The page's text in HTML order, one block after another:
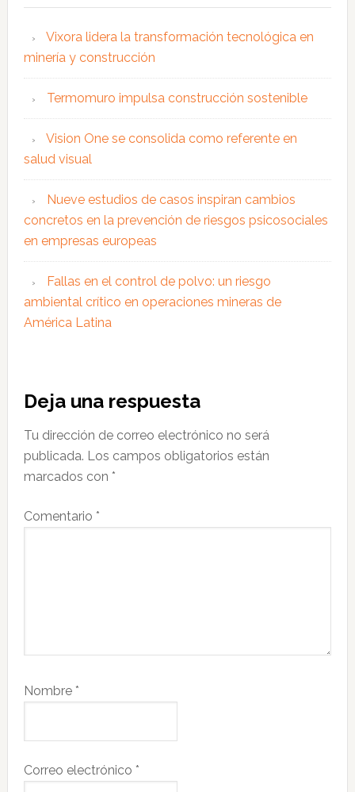
Vixora lidera la transformación tecnológica en
minería y construcción
Termomuro impulsa construcción sostenible
Vision One se consolida como referente en
salud visual
Nueve estudios de casos inspiran cambios
concretos en la prevención de riesgos psicosociales
en empresas europeas
Fallas en el control de polvo: un riesgo
ambiental crítico en operaciones mineras de
América Latina
Interacciones
con
los
lectores
Deja una respuesta
Tu dirección de correo electrónico no será
publicada. Los campos obligatorios están
marcados con *
Comentario *
Nombre *
Correo electrónico *